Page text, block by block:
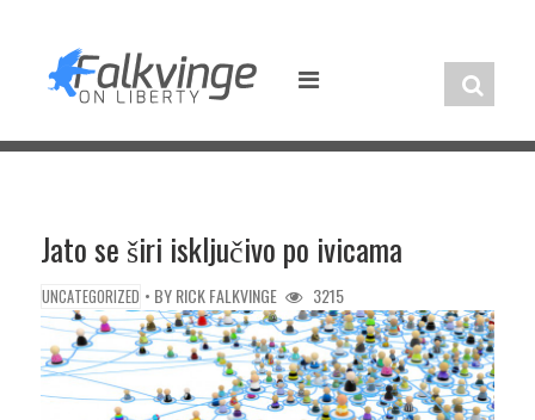
content
Jato se širi isključivo po ivicama
UNCATEGORIZED • BYRICK FALKVINGE 3215